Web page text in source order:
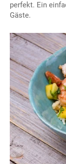
perfekt. Ein
Gäste.